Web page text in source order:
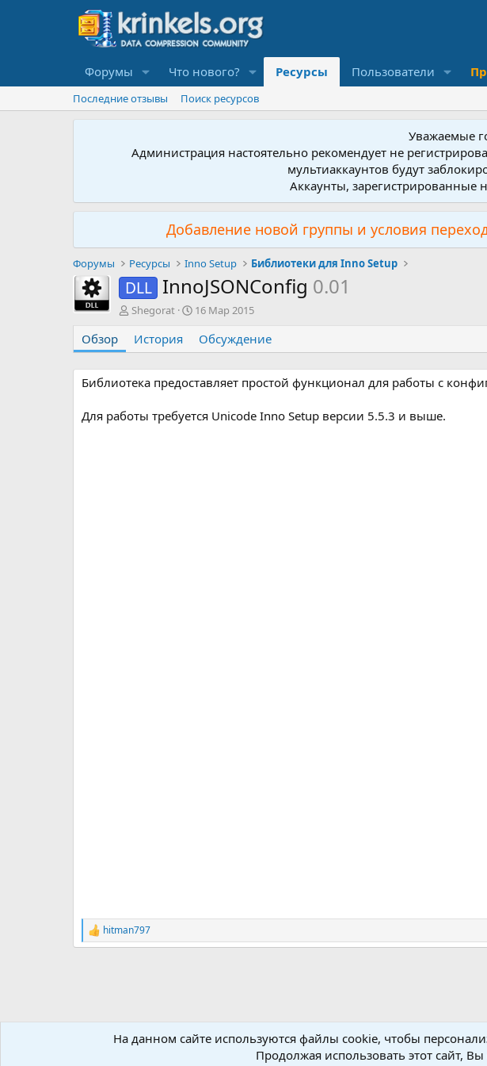
Форумы Что нового? Ресурсы Пользователи
Последние отзывы Поиск ресурсов
Уважаемые
Администрация настоятельно рекомендует не
мультиаккаунтов будут
Аккаунты, зарегистрированные
Добавление новой группы и условия
Форумы Ресурсы Inno Setup Библиотеки для Inno Setup
DLL InnoJSONConfig 0.01
А
т
о
р
Shegorat
Д
а
с
о
а
16 Мар 2015
Обзор История Обсуждение
Библиотека предоставляет простой функционал для работы с
Для работы требуется Unicode Inno Setup версии 5.5.3 и выше.
Р
е
:
hitman797
Ресурсы Библиотеки для Inno Setup
На данном сайте используются файлы cookie, чтобы
Продолжая использовать этот сайт,